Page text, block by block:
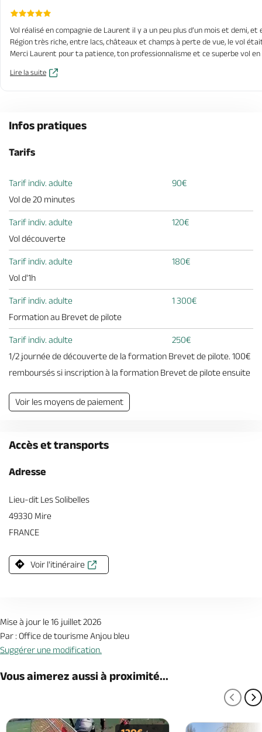
Vol réalisé en compagnie de Laurent il y a un peu plus d’un mois et demi,
Région très riche, entre lacs, châteaux et champs à perte de vue, le vol
Merci Laurent pour ta patience, ton professionnalisme et ce superbe vol
Lire la suite
Infos pratiques
Tarifs
Tarif indiv. adulte
90€
Vol de 20 minutes
Tarif indiv. adulte
120€
Vol découverte
Tarif indiv. adulte
180€
Vol d'1h
Tarif indiv. adulte
1 300€
Formation au Brevet de pilote
Tarif indiv. adulte
250€
1/2 journée de découverte de la formation Brevet de pilote. 100€
remboursés si inscription à la formation Brevet de pilote ensuite
Voir les moyens de paiement
Accès et transports
Adresse
Lieu-dit Les Solibelles
49330 Mire
FRANCE
Voir l'itinéraire
Mise à jour le 16 juillet 2026
Par : Office de tourisme Anjou bleu
Suggérer une modification.
Vous aimerez aussi à proximité...